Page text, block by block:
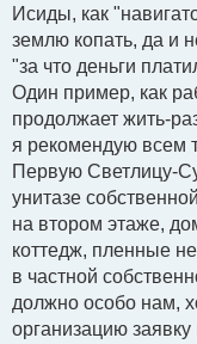
Исиды, как
землю копать, да и
"за что деньги
Один пример, как
продолжает жить-
я рекомендую всем
Первую Светлицу-
унитазе
на втором этаже,
коттедж, пленные
в частной
должно особо нам,
организацию